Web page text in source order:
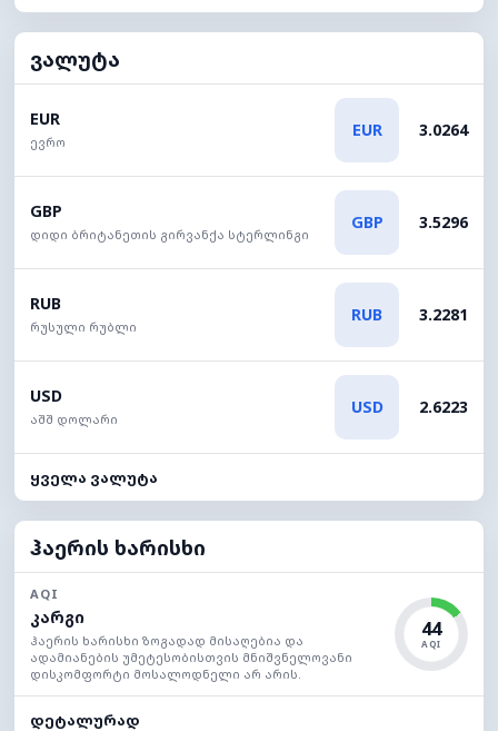
ვალუტა
EUR
ევრო
EUR 3.0264
GBP
დიდი ბრიტანეთის გირვანქა სტერლინგი
GBP 3.5296
RUB
რუსული რუბლი
RUB 3.2281
USD
აშშ დოლარი
USD 2.6223
ყველა ვალუტა
ჰაერის ხარისხი
AQI
კარგი
ჰაერის ხარისხი ზოგადად მისაღებია და
ადამიანების უმეტესობისთვის მნიშვნელოვანი
დისკომფორტი მოსალოდნელი არ არის.
44
AQI
დეტალურად